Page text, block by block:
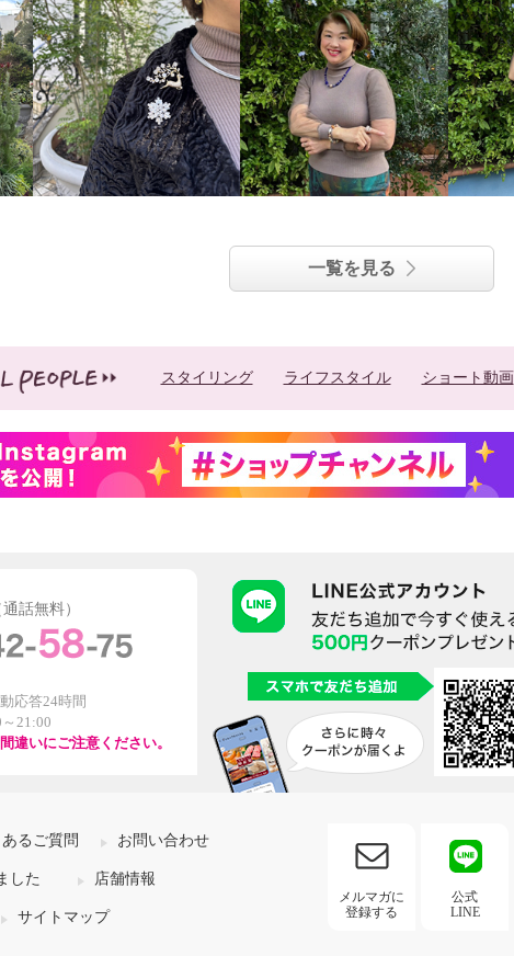
一覧を見る
スタイリング ライフスタイル ショート動画
話無料）
応答24時間
21:00
違いにご注意ください。
あるご質問 お問い合わせ
した 店舗情報
サイトマップ
メルマガに
登録する
公式
LINE